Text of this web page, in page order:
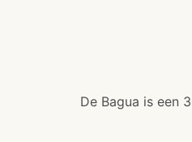
De Bagua is een